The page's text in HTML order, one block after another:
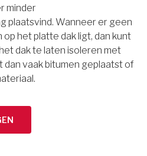
minder
plaatsvind. Wanneer er geen
het platte dak ligt, dan kunt
dak te laten isoleren met
dan vaak bitumen geplaatst of